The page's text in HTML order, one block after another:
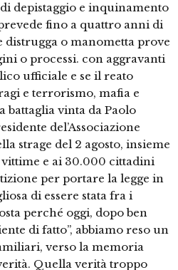
depistaggio e inquinamento
fino a quattro anni di
o manometta prove
o processi. con aggravanti
ufficiale e se il reato
e terrorismo, mafia e
battaglia vinta da Paolo
del’Associazione
strage del 2 agosto, insieme
e ai 30.000 cittadini
per portare la legge in
di essere stata fra i
perché oggi, dopo ben
di fatto”, abbiamo reso un
verso la memoria
Quella verità troppo